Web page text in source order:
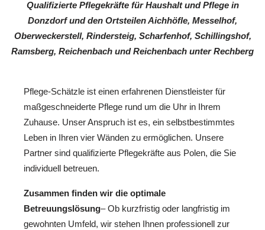
Qualifizierte Pflegekräfte für Haushalt und Pflege in
Donzdorf und den Ortsteilen Aichhöfle, Messelhof,
Oberweckerstell, Rindersteig, Scharfenhof, Schillingshof,
Ramsberg, Reichenbach und Reichenbach unter Rechberg
Pflege-Schätzle ist einen erfahrenen Dienstleister für
maßgeschneiderte Pflege rund um die Uhr in Ihrem
Zuhause. Unser Anspruch ist es, ein selbstbestimmtes
Leben in Ihren vier Wänden zu ermöglichen. Unsere
Partner sind qualifizierte Pflegekräfte aus Polen, die Sie
individuell betreuen.
Zusammen finden wir die optimale
Betreuungslösung– Ob kurzfristig oder langfristig im
gewohnten Umfeld, wir stehen Ihnen professionell zur